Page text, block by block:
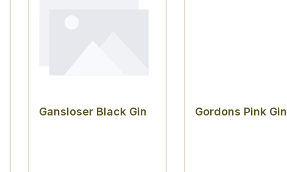
Gansloser Black Gin Gordons Pink Gin